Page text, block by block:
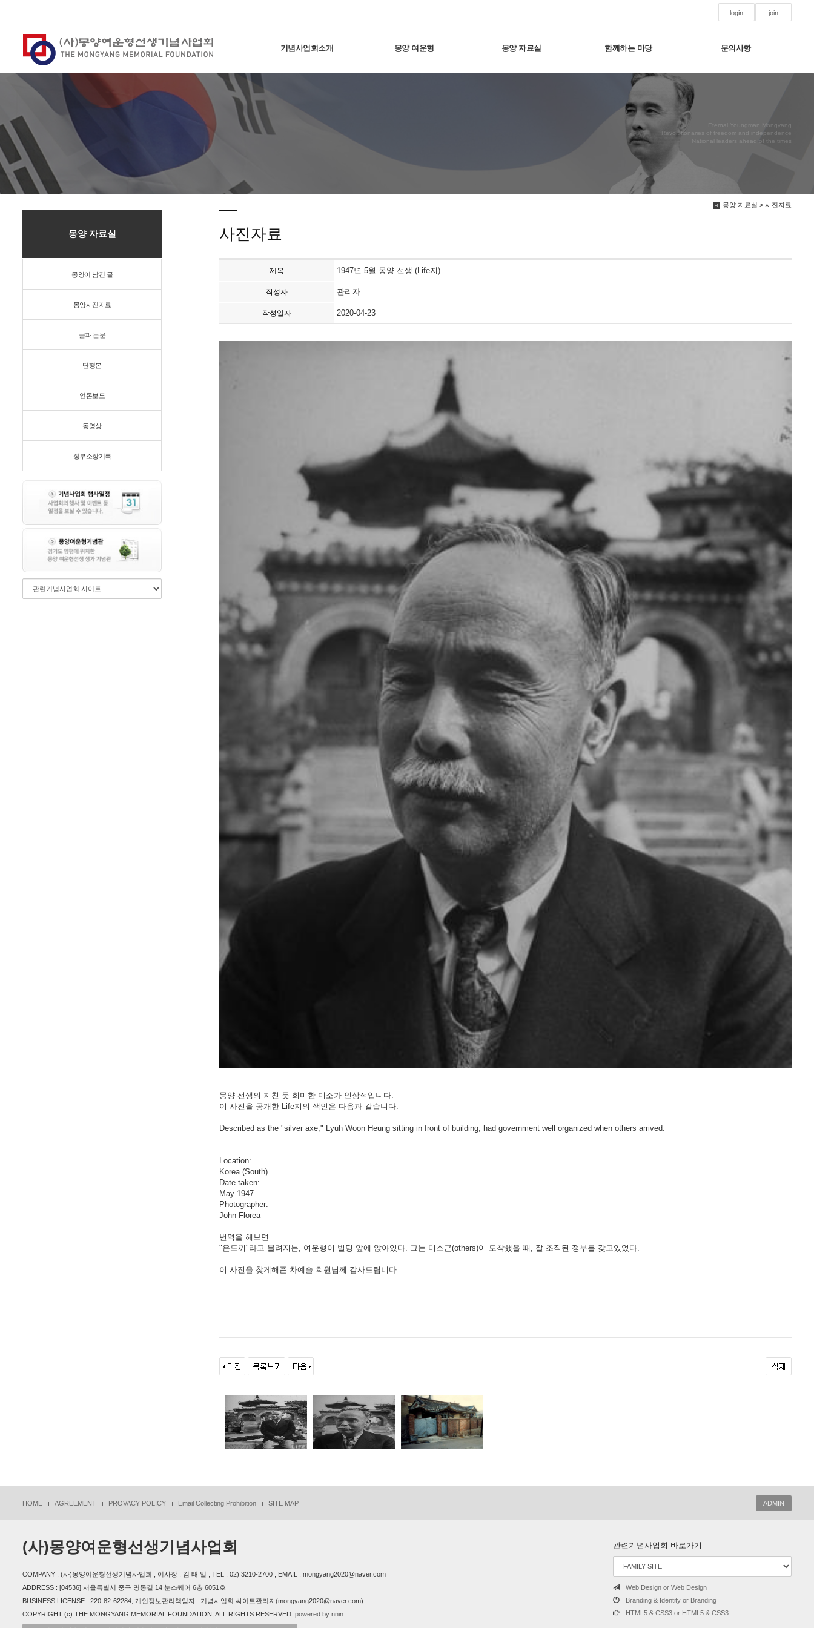
login join
기념사업회소개 몽양 여운형 몽양 자료실 함께하는 마당 문의사항
Eternal Youngman Mongyang
Revolutionaries of freedom and independence
National leaders ahead of the times
몽양 자료실 > 사진자료
몽양 자료실
몽양이 남긴 글
몽양사진자료
글과 논문
단행본
언론보도
동영상
정부소장기록
사진자료
제목 1947년 5월 몽양 선생 (Life지)
작성자 관리자
작성일자 2020-04-23
몽양 선생의 지친 듯 희미한 미소가 인상적입니다.
이 사진을 공개한 Life지의 색인은 다음과 같습니다.
Described as the "silver axe," Lyuh Woon Heung sitting in front of building, had government well organized when others arrived.
Location:
Korea (South)
Date taken:
May 1947
Photographer:
John Florea
번역을 해보면
"은도끼"라고 불려지는, 여운형이 빌딩 앞에 앉아있다. 그는 미소군(others)이 도착했을 때, 잘 조직된 정부를 갖고있었다.
이 사진을 찾게해준 차예슬 회원님께 감사드립니다.
HOME AGREEMENT PROVACY POLICY Email Collecting Prohibition SITE MAP ADMIN
(사)몽양여운형선생기념사업회
COMPANY : (사)몽양여운형선생기념사업회 , 이사장 : 김 태 일 , TEL : 02) 3210-2700 , EMAIL : mongyang2020@naver.com
ADDRESS : [04536] 서울특별시 중구 명동길 14 눈스퀘어 6층 6051호
BUSINESS LICENSE : 220-82-62284, 개인정보관리책임자 : 기념사업회 싸이트관리자(mongyang2020@naver.com)
COPYRIGHT (c) THE MONGYANG MEMORIAL FOUNDATION, ALL RIGHTS RESERVED. powered by nnin
관련기념사업회 바로가기
Web Design or Web Design
Branding & Identity or Branding
HTML5 & CSS3 or HTML5 & CSS3